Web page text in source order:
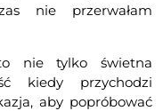
nie przerwałam
nie tylko świetna
kiedy przychodzi
aby popróbować